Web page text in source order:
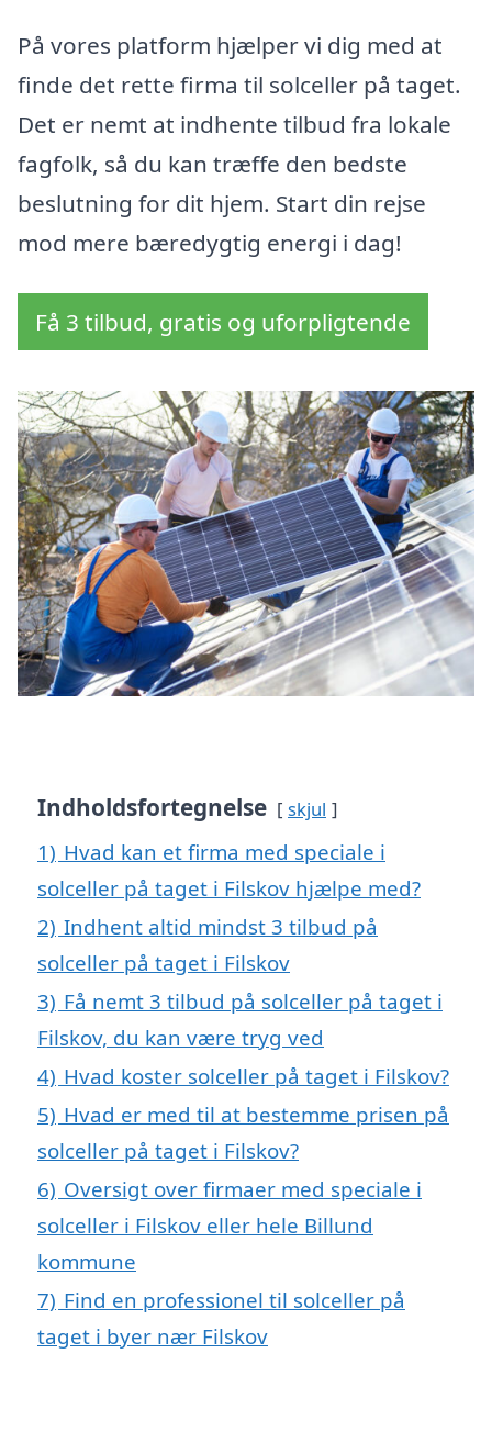
På vores platform hjælper vi dig med at
finde det rette firma til solceller på taget.
Det er nemt at indhente tilbud fra lokale
fagfolk, så du kan træffe den bedste
beslutning for dit hjem. Start din rejse
mod mere bæredygtig energi i dag!
Få 3 tilbud, gratis og uforpligtende
Indholdsfortegnelse skjul
1) Hvad kan et firma med speciale i
solceller på taget i Filskov hjælpe med?
2) Indhent altid mindst 3 tilbud på
solceller på taget i Filskov
3) Få nemt 3 tilbud på solceller på taget i
Filskov, du kan være tryg ved
4) Hvad koster solceller på taget i Filskov?
5) Hvad er med til at bestemme prisen på
solceller på taget i Filskov?
6) Oversigt over firmaer med speciale i
solceller i Filskov eller hele Billund
kommune
7) Find en professionel til solceller på
taget i byer nær Filskov